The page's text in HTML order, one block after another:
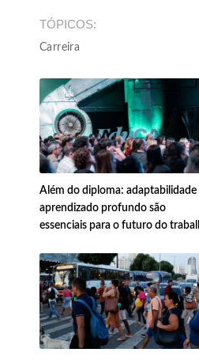
TÓPICOS
Carreira
Além do diploma: adaptabilidade
aprendizado profundo são
essenciais para o futuro do